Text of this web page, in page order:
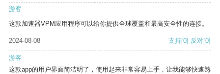
游客
这款加速器VPM应用程序可以给你提供全球覆盖和最高安全性的连接。
2024-08-08 支持[0] 反对[0]
游客
这款app的用户界面简洁明了，使用起来非常容易上手，让我能够快速熟